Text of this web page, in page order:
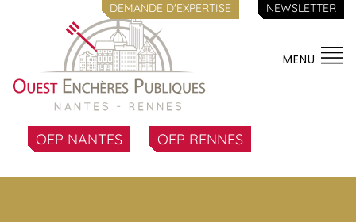
DEMANDE D'EXPERTISE NEWSLETTER
MENU
OEP NANTES OEP RENNES